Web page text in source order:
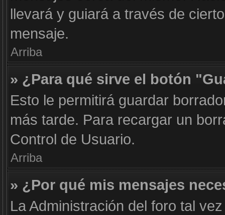
llevará y guiará a través de
mensaje.
Arriba
» ¿Para qué sirve el botón
Esto le permitirá guardar
más tarde. Para recargar un
Control de Usuario.
Arriba
» ¿Por qué mis mensajes
La Administración del foro tal